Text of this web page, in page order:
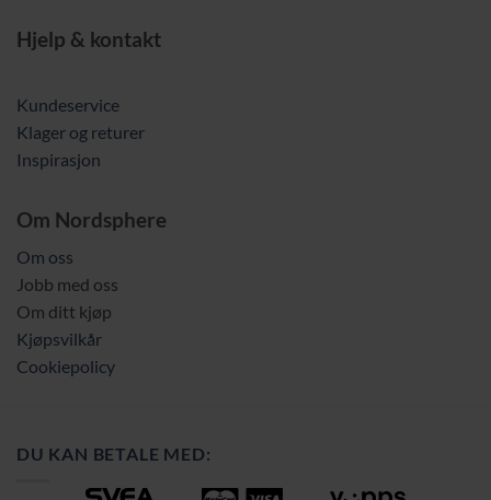
Hjelp & kontakt
Kundeservice
Klager og returer
Inspirasjon
Om Nordsphere
Om oss
Jobb med oss
Om ditt kjøp
Kjøpsvilkår
Cookiepolicy
DU KAN BETALE MED: